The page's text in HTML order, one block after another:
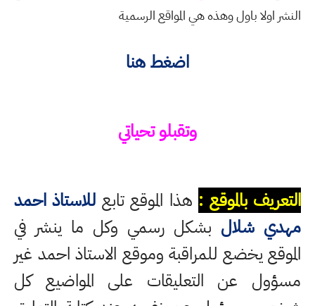
النشر اولا باول وهذه هي المواقع الرسمية
اضغط هنا
وتقبلو تحياتي
التعريف بالموقع : هذا الموقع تابع للاستاذ احمد
مهدي شلال بشكل رسمي وكل ما ينشر في
الموقع يخضع للمراقبة وموقع الاستاذ احمد غير
مسؤول عن التعليقات على المواضيع كل